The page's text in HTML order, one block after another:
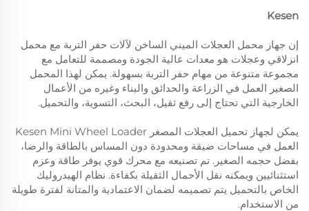
Kesen
إن جهاز محمل العجلات الميني الساخن لآلات حفر التربة مع محمل
انزلاقي وعجلات هو معدات عالية الجودة ومصممة للتعامل مع
مجموعة متنوعة من مهام حفر التربة بسهولة. يمكن لهذا المحمل
الصغير العمل في الزراعة والحدائق والبناء وغيره من الأعمال
الخارجية التي تحتاج إلى رفع ثقيل، البحث، التسوية، والتحميل.
يمكن لجهاز تحميل العجلات المصغر Kesen Mini Wheel Loader
العمل في مساحات ضيقة ومحدودة دون المساس بالطاقة والرضا،
بفضل حجمه الصغير. تم تصنيعه مع محرك قوي يوفر طاقة وعزم
استثنائيين ويمكنه نقل الأحمال الثقيلة بكفاءة. نظام الهيدروليك
الخاص بالتحميل يتم تصميمه لضمان الاعتمادية والمتانة لفترة طويلة
من الاستخدام.